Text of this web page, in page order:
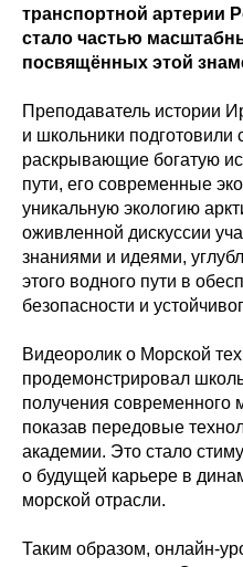
транспортной артерии
стало частью
посвящённых этой
Преподаватель истории
и школьники
раскрывающие богатую
пути, его современные
уникальную экологию
оживленной дискуссии
знаниями и идеями,
этого водного пути в
безопасности и
Видеоролик о Морской
продемонстрировал
получения современного
показав передовые
академии. Это стало
о будущей карьере в
морской отрасли.
Таким образом, онлайн-